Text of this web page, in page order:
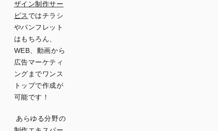
ザイン制作サー
ビス ではチラシ
やパンフレット
はもちろん、
WEB、動画から
広告マーケティ
ングまでワンス
トップで作成が
可能です！
あらゆる分野の